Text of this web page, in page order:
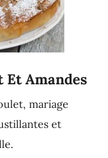
Et Amandes
mariage
et